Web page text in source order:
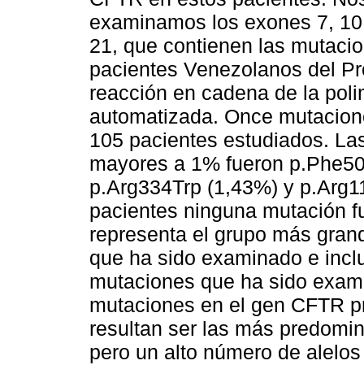
examinamos los exones 7,
21, que contienen las
pacientes Venezolanos del
reacción en cadena de la
automatizada. Once
105 pacientes estudiados.
mayores a 1% fueron
p.Arg334Trp (1,43%) y
pacientes ninguna mutación
representa el grupo más
que ha sido examinado e
mutaciones que ha sido
mutaciones en el gen CFTR
resultan ser las más
pero un alto número de